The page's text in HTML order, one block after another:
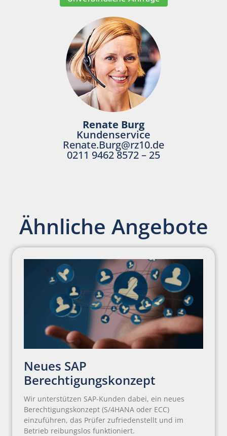
Renate Burg
Kundenservice
Renate.Burg@rz10.de
0211 9462 8572 – 25
Ähnliche Angebote
Neues SAP
Berechtigungskonzept
Wir unterstützen SAP-Kunden dabei, ein neues
Berechtigungskonzept (S/4HANA oder ECC)
einzuführen, das Prüfer zufriedenstellt und im
Betrieb reibungslos funktioniert.